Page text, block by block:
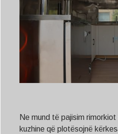
Ne mund të pajisim
kuzhine që plotësojnë